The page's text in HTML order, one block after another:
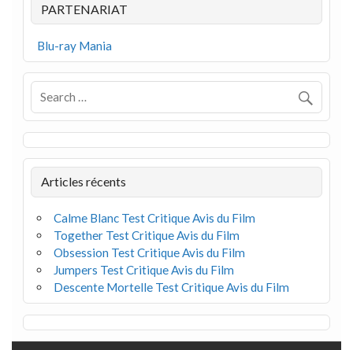
PARTENARIAT
Blu-ray Mania
Articles récents
Calme Blanc Test Critique Avis du Film
Together Test Critique Avis du Film
Obsession Test Critique Avis du Film
Jumpers Test Critique Avis du Film
Descente Mortelle Test Critique Avis du Film